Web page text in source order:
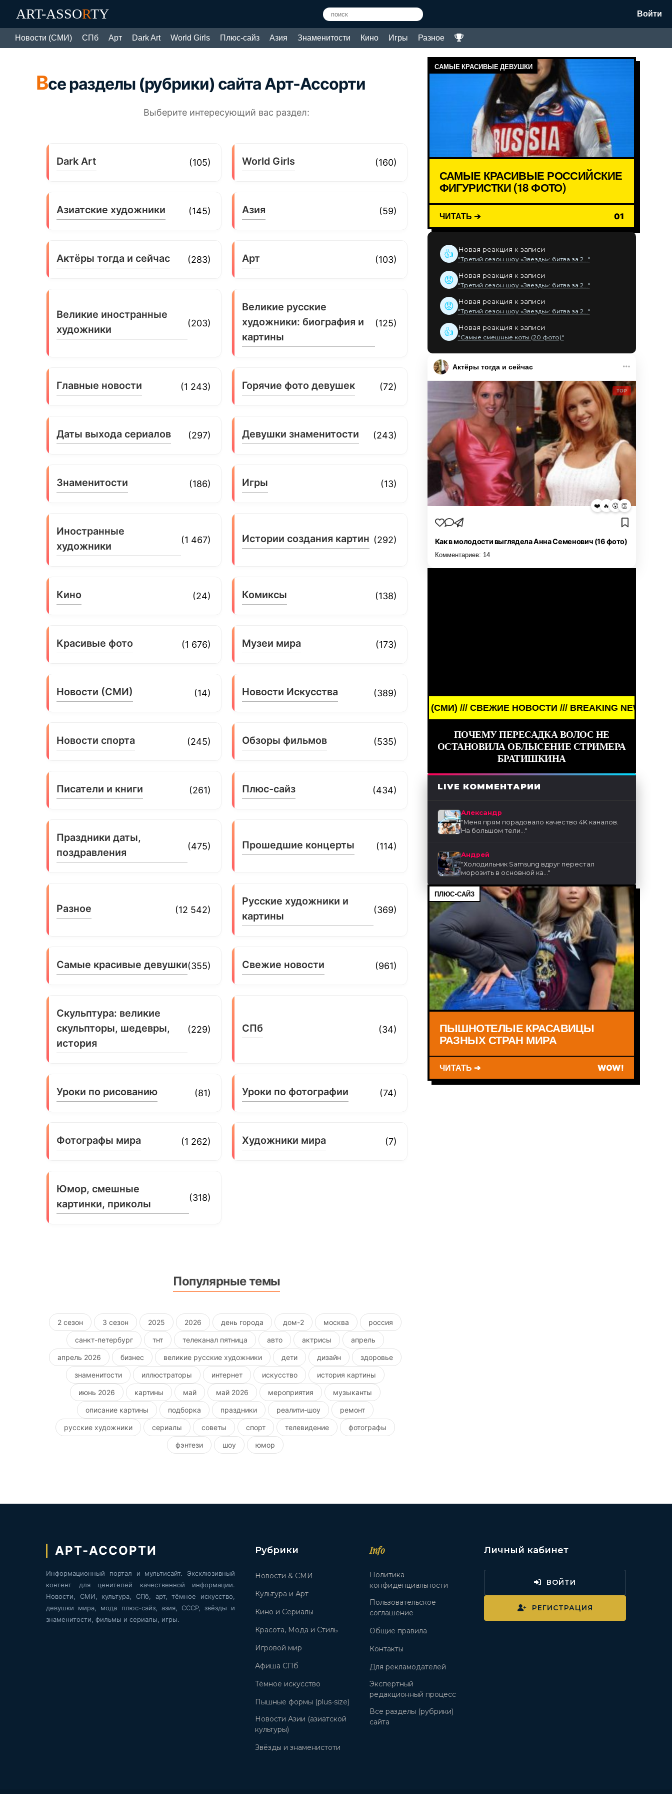
ART-ASSORTY Войти
Новости (СМИ) СПб Арт Dark Art World Girls Плюс-сайз Азия Знаменитости Кино Игры Разное
Все разделы (рубрики) сайта Арт-Ассорти
Выберите интересующий вас раздел:
Dark Art (105) World Girls (160)
Азиатские художники (145) Азия (59)
Актёры тогда и сейчас (283) Арт (103)
Великие иностранные
художники
(203)
Великие русские
художники: биография и
картины
(125)
Главные новости (1 243) Горячие фото девушек (72)
Даты выхода сериалов (297) Девушки знаменитости (243)
Знаменитости (186) Игры (13)
Иностранные
художники
(1 467) Истории создания картин (292)
Кино (24) Комиксы (138)
Красивые фото (1 676) Музеи мира (173)
Новости (СМИ) (14) Новости Искусства (389)
Новости спорта (245) Обзоры фильмов (535)
Писатели и книги (261) Плюс-сайз (434)
Праздники даты,
поздравления
(475) Прошедшие концерты (114)
Разное (12 542)
Русские художники и
картины
(369)
Самые красивые девушки(355) Свежие новости (961)
Скульптура: великие
скульпторы, шедевры,
история
(229) СПб (34)
Уроки по рисованию (81) Уроки по фотографии (74)
Фотографы мира (1 262) Художники мира (7)
Юмор, смешные
картинки, приколы
(318)
Популярные темы
2 сезон 3 сезон 2025 2026 день города дом-2 москва россия
санкт-петербург тнт телеканал пятница авто актрисы апрель
апрель 2026 бизнес великие русские художники дети дизайн здоровье
знаменитости иллюстраторы интернет искусство история картины
июнь 2026 картины май май 2026 мероприятия музыканты
описание картины подборка праздники реалити-шоу ремонт
русские художники сериалы советы спорт телевидение фотографы
фэнтези шоу юмор
САМЫЕ КРАСИВЫЕ ДЕВУШКИ
САМЫЕ КРАСИВЫЕ РОССИЙСКИЕ
ФИГУРИСТКИ (18 ФОТО)
ЧИТАТЬ ➔ 01
👍 Новая реакция к записи
"Третий сезон шоу «Звезды»: битва за 2..."
😡 Новая реакция к записи
"Третий сезон шоу «Звезды»: битва за 2..."
😡 Новая реакция к записи
"Третий сезон шоу «Звезды»: битва за 2..."
👍 Новая реакция к записи
"Самые смешные коты (20 фото)"
Актёры тогда и сейчас
TOP
❤️ 🔥 😮 👏
Как в молодости выглядела Анна Семенович (16 фото)
Комментариев: 14
BREAKING NEWS /// НОВОСТИ (СМИ) /// СВЕЖИЕ НОВОСТИ /// BREAKING NEWS ///
ПОЧЕМУ ПЕРЕСАДКА ВОЛОС НЕ
ОСТАНОВИЛА ОБЛЫСЕНИЕ СТРИМЕРА
БРАТИШКИНА
LIVE КОММЕНТАРИИ
Александр
"Меня прям порадовало качество 4K каналов.
На большом тели..."
Андрей
"Холодильник Samsung вдруг перестал
морозить в основной ка..."
ПЛЮС-САЙЗ
ПЫШНОТЕЛЫЕ КРАСАВИЦЫ
РАЗНЫХ СТРАН МИРА
ЧИТАТЬ ➔ WOW!
АРТ-АССОРТИ
Информационный портал и мультисайт. Эксклюзивный
контент для ценителей качественной информации.
Новости, СМИ, культура, СПб, арт, тёмное искусство,
девушки мира, мода плюс-сайз, азия, СССР, звёзды и
знаменитости, фильмы и сериалы, игры.
Рубрики
Новости & СМИ
Культура и Арт
Кино и Сериалы
Красота, Мода и Стиль
Игровой мир
Афиша СПб
Тёмное искусство
Пышные формы (plus-size)
Новости Азии (азиатской
культуры)
Звёзды и знаменистоти
Info
Политика
конфиденциальности
Пользовательское
соглашение
Общие правила
Контакты
Для рекламодателей
Экспертный
редакционный процесс
Все разделы (рубрики)
сайта
Личный кабинет
ВОЙТИ
РЕГИСТРАЦИЯ